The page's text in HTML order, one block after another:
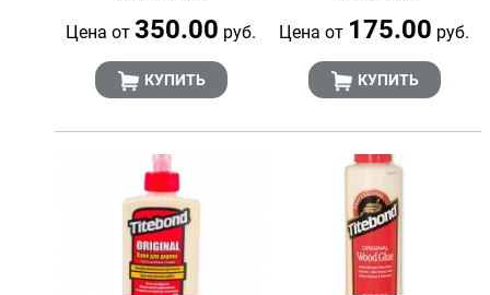
Цена от350.00 руб.
КУПИТЬ
Цена от 175.00 руб.
КУПИТЬ